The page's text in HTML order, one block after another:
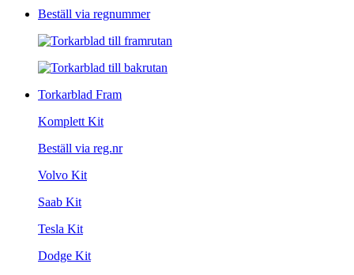
Beställ via regnummer
Torkarblad Fram
Komplett Kit
Beställ via reg.nr
Volvo Kit
Saab Kit
Tesla Kit
Dodge Kit